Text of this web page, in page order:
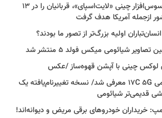
جاسوس‌افزار چینی «لایت‌اسپای»، قربانیان را در ۱۳
ازجمله آمریکا هدف گرفت
انسان‌تباران اولیه بزرگ‌تر از تصور ما بودند؟
تصاویر شیائومی میکس فولد ۵ منتشر شد
لوکس چینی با آپشن قهوه‌ساز /عکس
ردمی ۱۷C ۵G معرفی شد/ نسخه تغییرنام‌یافته یک
قدیمی‌تر شیائومی
خریداران خودروهای برقی مریض و دیوانه‌اند!